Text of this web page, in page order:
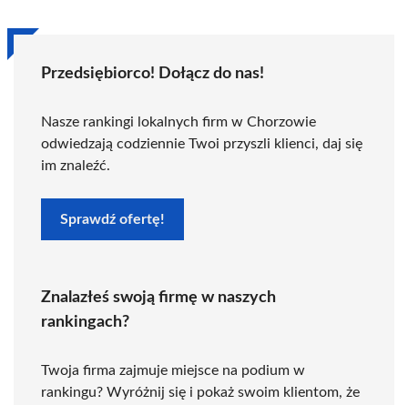
Przedsiębiorco! Dołącz do nas!
Nasze rankingi lokalnych firm w Chorzowie
odwiedzają codziennie Twoi przyszli klienci, daj się
im znaleźć.
Sprawdź ofertę!
Znalazłeś swoją firmę w naszych
rankingach?
Twoja firma zajmuje miejsce na podium w
rankingu? Wyróżnij się i pokaż swoim klientom, że